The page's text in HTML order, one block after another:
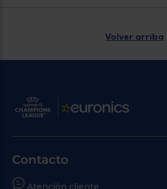
Volver arriba
Contacto
Atención cliente